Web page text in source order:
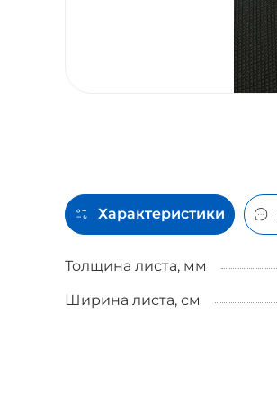
Характеристики
Толщина листа, мм
Ширина листа, см